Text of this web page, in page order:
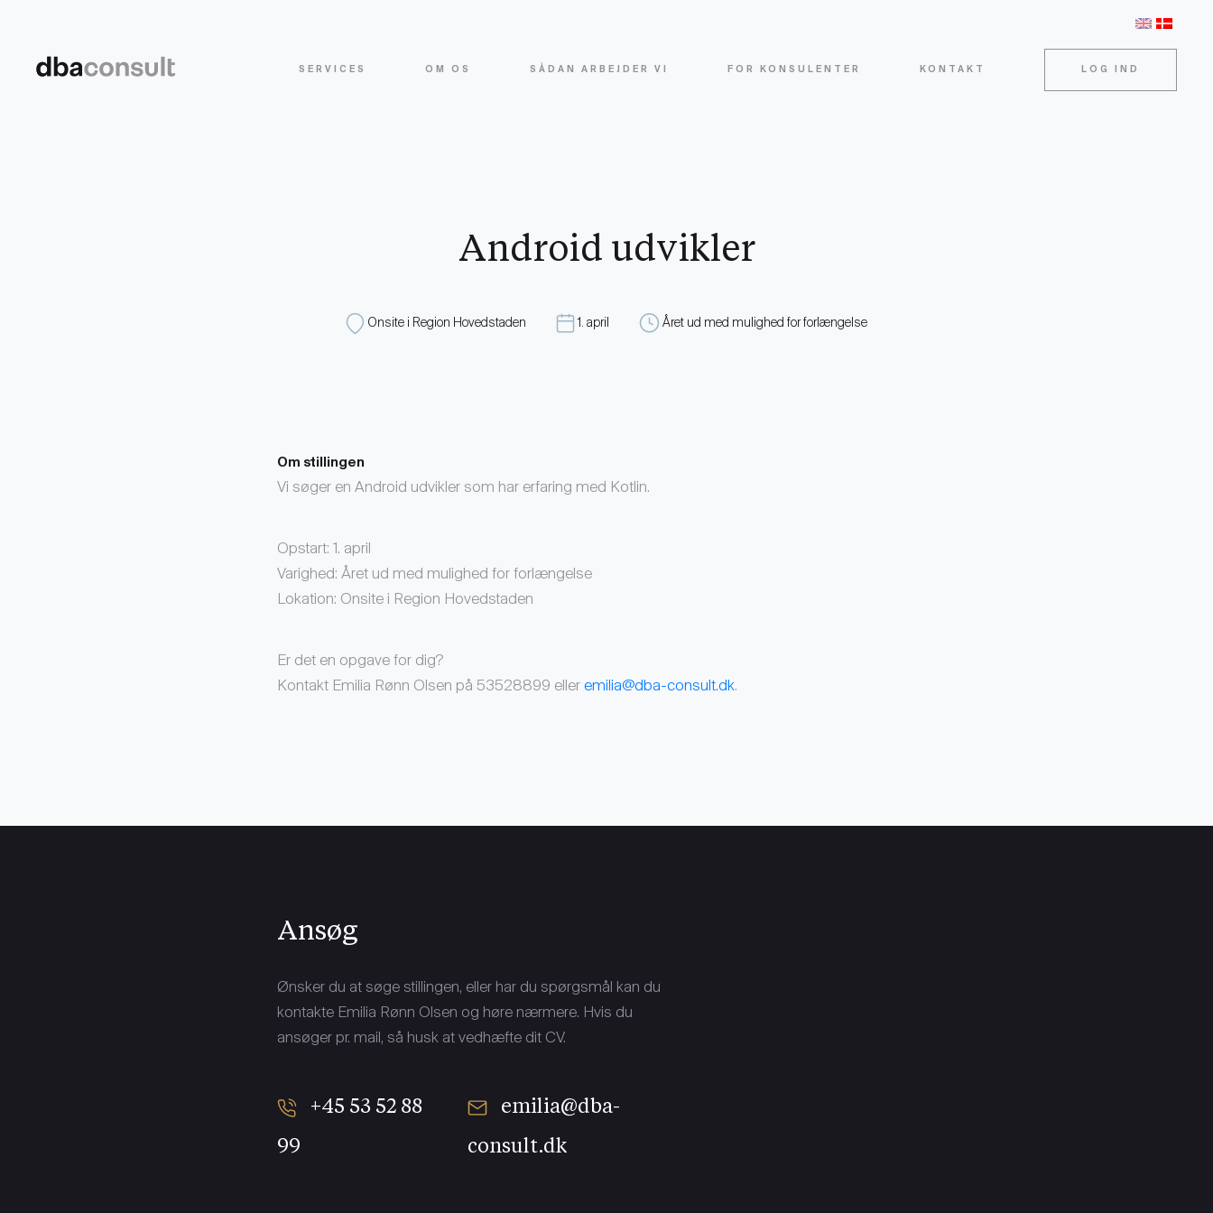
SERVICES OM OS SÅDAN ARBEJDER VI FOR KONSULENTER KONTAKT LOG IND
Android udvikler
Onsite i Region Hovedstaden 1. april Året ud med mulighed for forlængelse
Om stillingen
Vi søger en Android udvikler som har erfaring med Kotlin.
Opstart: 1. april
Varighed: Året ud med mulighed for forlængelse
Lokation: Onsite i Region Hovedstaden
Er det en opgave for dig?
Kontakt Emilia Rønn Olsen på 53528899 eller emilia@dba-consult.dk.
Ansøg
Ønsker du at søge stillingen, eller har du spørgsmål kan du
kontakte Emilia Rønn Olsen og høre nærmere. Hvis du
ansøger pr. mail, så husk at vedhæfte dit CV.
+45 53 52 88
99
emilia@dba-
consult.dk